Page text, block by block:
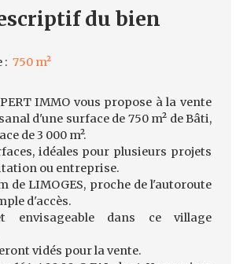
du bien
: 750 m²
IMMO vous propose à la vente
d'une surface de 750 m² de Bâti,
de 3 000 m².
idéales pour plusieurs projets
ou entreprise.
de LIMOGES, proche de l'autoroute
d'accès.
envisageable dans ce village
vidés pour la vente.